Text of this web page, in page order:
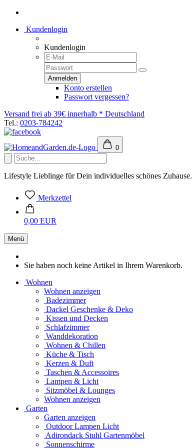
Kundenlogin
Kundenlogin
Konto erstellen
Passwort vergessen?
Versand frei ab 39€ innerhalb * Deutschland
Tel.: 0203-784242
0
Lifestyle Lieblinge für Dein individuelles schönes Zuhause.
Merkzettel
0,00 EUR
Menü
Sie haben noch keine Artikel in Ihrem Warenkorb.
Wohnen
Wohnen anzeigen
Badezimmer
Dackel Geschenke & Deko
Kissen und Decken
Schlafzimmer
Wanddekoration
Wohnen & Chillen
Küche & Tisch
Kerzen & Duft
Taschen & Accessoires
Lampen & Licht
Sitzmöbel & Lounges
Wohnen anzeigen
Garten
Garten anzeigen
Outdoor Lampen Licht
Adirondack Stuhl Gartenmöbel
Sonnenschirme